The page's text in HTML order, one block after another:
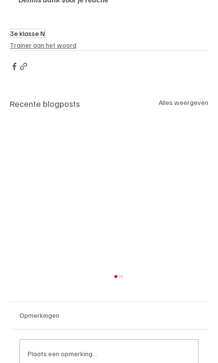
3e klasse N
Trainer aan het woord
Recente blogposts Alles weergeven
Opmerkingen
Plaats een opmerking...